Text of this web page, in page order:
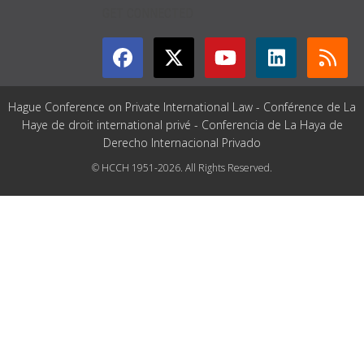
Hague Conference on Private International Law - Conférence de La
Haye de droit international privé - Conferencia de La Haya de
Derecho Internacional Privado
© HCCH 1951-2026. All Rights Reserved.